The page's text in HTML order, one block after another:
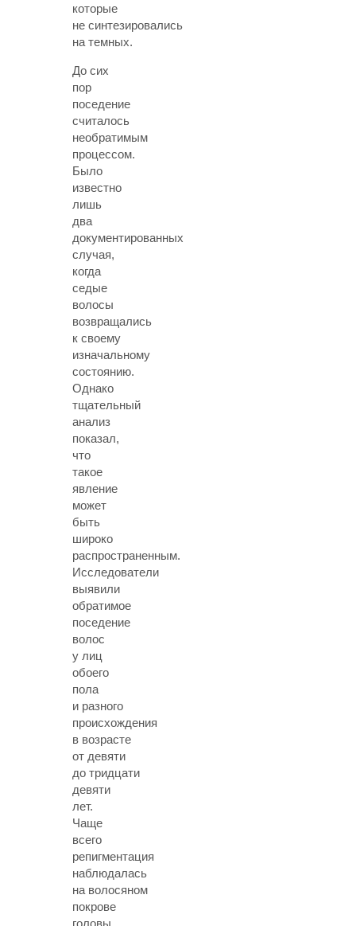
которые
не синтезировались
на темных.
До сих
пор
поседение
считалось
необратимым
процессом.
Было
известно
лишь
два
документированных
случая,
когда
седые
волосы
возвращались
к своему
изначальному
состоянию.
Однако
тщательный
анализ
показал,
что
такое
явление
может
быть
широко
распространенным.
Исследователи
выявили
обратимое
поседение
волос
у лиц
обоего
пола
и разного
происхождения
в возрасте
от девяти
до тридцати
девяти
лет.
Чаще
всего
репигментация
наблюдалась
на волосяном
покрове